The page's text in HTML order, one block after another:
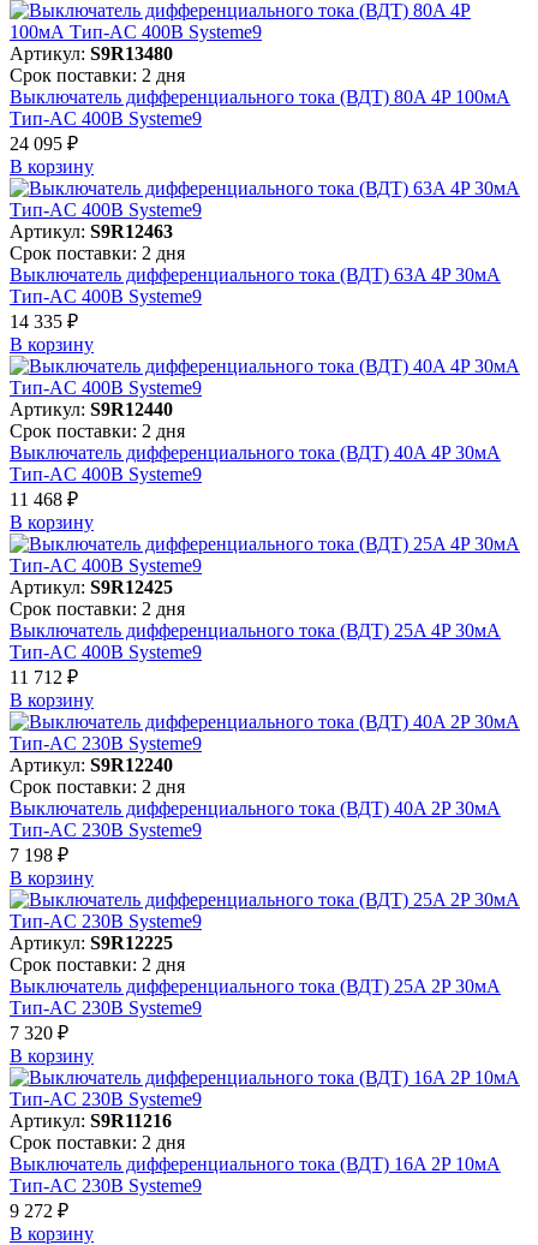
Артикул: S9R13480
Срок поставки: 2 дня
Выключатель дифференциального тока (ВДТ) 80A 4P 100мА
Тип-AC 400В Systeme9
24 095 ₽
В корзинy
Артикул: S9R12463
Срок поставки: 2 дня
Выключатель дифференциального тока (ВДТ) 63A 4P 30мА
Тип-AC 400В Systeme9
14 335 ₽
В корзинy
Артикул: S9R12440
Срок поставки: 2 дня
Выключатель дифференциального тока (ВДТ) 40A 4P 30мА
Тип-AC 400В Systeme9
11 468 ₽
В корзинy
Артикул: S9R12425
Срок поставки: 2 дня
Выключатель дифференциального тока (ВДТ) 25A 4P 30мА
Тип-AC 400В Systeme9
11 712 ₽
В корзинy
Артикул: S9R12240
Срок поставки: 2 дня
Выключатель дифференциального тока (ВДТ) 40A 2P 30мА
Тип-AC 230В Systeme9
7 198 ₽
В корзинy
Артикул: S9R12225
Срок поставки: 2 дня
Выключатель дифференциального тока (ВДТ) 25A 2P 30мА
Тип-AC 230В Systeme9
7 320 ₽
В корзинy
Артикул: S9R11216
Срок поставки: 2 дня
Выключатель дифференциального тока (ВДТ) 16A 2P 10мА
Тип-AC 230В Systeme9
9 272 ₽
В корзинy